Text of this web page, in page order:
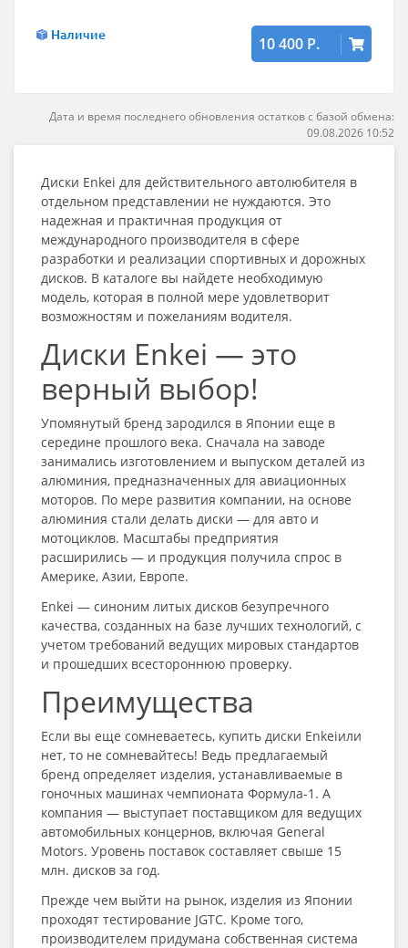
Наличие 10 400 Р.
Дата и время последнего обновления остатков с базой обмена:
09.08.2026 10:52
Диски Enkei для действительного автолюбителя в
отдельном представлении не нуждаются. Это
надежная и практичная продукция от
международного производителя в сфере
разработки и реализации спортивных и дорожных
дисков. В каталоге вы найдете необходимую
модель, которая в полной мере удовлетворит
возможностям и пожеланиям водителя.
Диски Enkei — это
верный выбор!
Упомянутый бренд зародился в Японии еще в
середине прошлого века. Сначала на заводе
занимались изготовлением и выпуском деталей из
алюминия, предназначенных для авиационных
моторов. По мере развития компании, на основе
алюминия стали делать диски — для авто и
мотоциклов. Масштабы предприятия
расширились — и продукция получила спрос в
Америке, Азии, Европе.
Enkei — синоним литых дисков безупречного
качества, созданных на базе лучших технологий, с
учетом требований ведущих мировых стандартов
и прошедших всестороннюю проверку.
Преимущества
Если вы еще сомневаетесь, купить диски Enkeiили
нет, то не сомневайтесь! Ведь предлагаемый
бренд определяет изделия, устанавливаемые в
гоночных машинах чемпионата Формула-1. А
компания — выступает поставщиком для ведущих
автомобильных концернов, включая General
Motors. Уровень поставок составляет свыше 15
млн. дисков за год.
Прежде чем выйти на рынок, изделия из Японии
проходят тестирование JGTC. Кроме того,
производителем придумана собственная система